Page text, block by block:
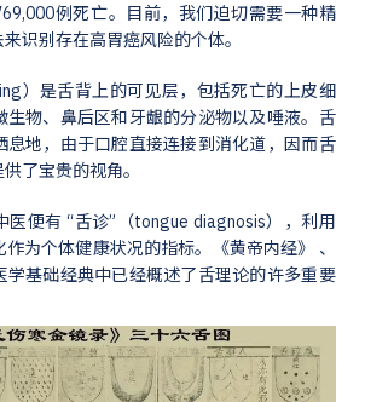
例死亡。目前，我们迫切需要一种精
识别存在高胃癌风险的个体。
）是舌背上的可见层，包括死亡的上皮细
生物、鼻后区和牙龈的分泌物以及唾液。舌
息地，由于口腔直接连接到消化道，因而舌
了宝贵的视角。
医便有 “舌诊”（tongue diagnosis），利用
为个体健康状况的指标。《黄帝内经》 、
学基础经典中已经概述了舌理论的许多重要